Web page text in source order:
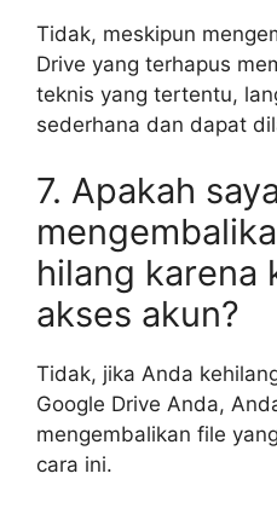
Tidak, meskipun
Drive yang terhapus
teknis yang tertentu,
sederhana dan dapat
7. Apakah
hilang karena
akses akun?
Tidak, jika Anda
Google Drive Anda,
mengembalikan file
cara ini.